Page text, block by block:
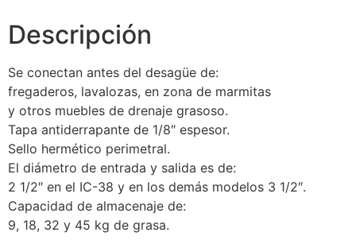
Descripción
Se conectan antes del desagüe de:
fregaderos, lavalozas, en zona de marmitas
y otros muebles de drenaje grasoso.
Tapa antiderrapante de 1/8″ espesor.
Sello hermético perimetral.
El diámetro de entrada y salida es de:
2 1/2″ en el IC-38 y en los demás modelos 3 1/2″.
Capacidad de almacenaje de:
9, 18, 32 y 45 kg de grasa.